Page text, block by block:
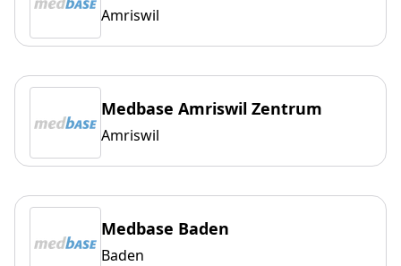
Amriswil
Medbase Amriswil Zentrum
Amriswil
Medbase Baden
Baden